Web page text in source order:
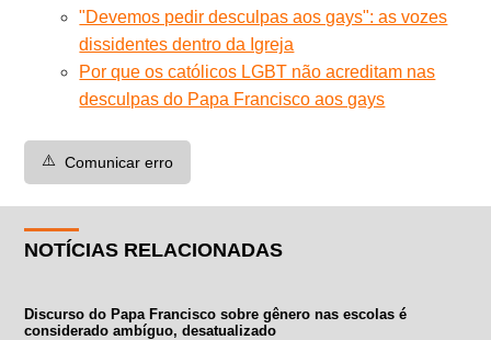
"Devemos pedir desculpas aos gays": as vozes
dissidentes dentro da Igreja
Por que os católicos LGBT não acreditam nas
desculpas do Papa Francisco aos gays
⚠️ Comunicar erro
NOTÍCIAS RELACIONADAS
Discurso do Papa Francisco sobre gênero nas escolas é
considerado ambíguo, desatualizado